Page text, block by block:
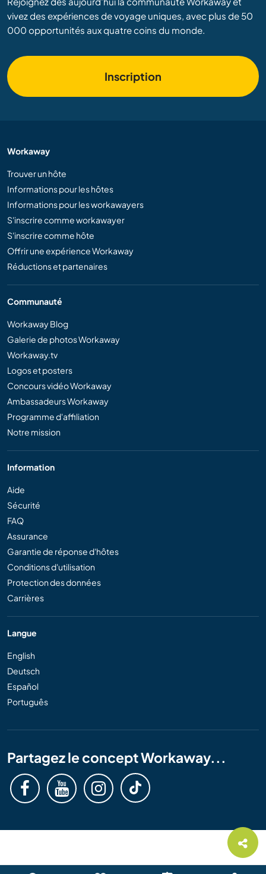
vivez des expériences de voyage uniques, avec plus de 50
000 opportunités aux quatre coins du monde.
Inscription
Workaway
Trouver un hôte
Informations pour les hôtes
Informations pour les workawayers
S'inscrire comme workawayer
S'inscrire comme hôte
Offrir une expérience Workaway
Réductions et partenaires
Communauté
Workaway Blog
Galerie de photos Workaway
Workaway.tv
Logos et posters
Concours vidéo Workaway
Ambassadeurs Workaway
Programme d'affiliation
Notre mission
Information
Aide
Sécurité
FAQ
Assurance
Garantie de réponse d'hôtes
Conditions d'utilisation
Protection des données
Carrières
Langue
English
Deutsch
Español
Português
Partagez le concept Workaway...